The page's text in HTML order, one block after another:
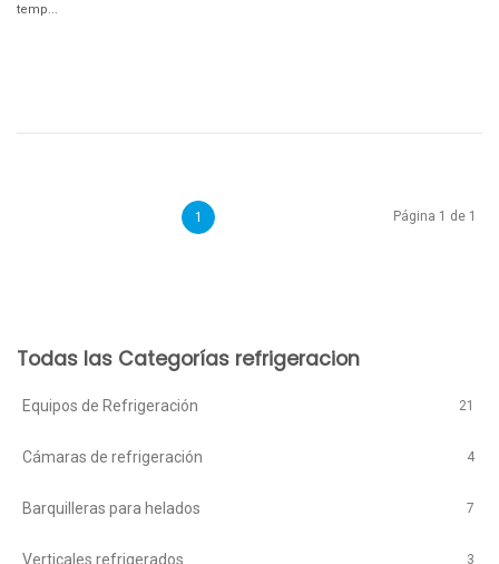
temp...
1 Página 1 de 1
Todas las Categorías refrigeracion
Equipos de Refrigeración 21
Cámaras de refrigeración 4
Barquilleras para helados 7
Verticales refrigerados 3